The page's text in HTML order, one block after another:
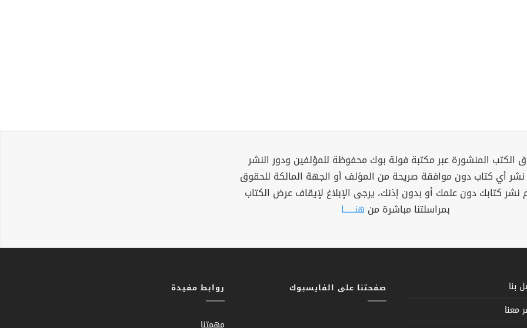
الكتب المنشورة عبر مكتبة فولة بوك محفوظة للمؤلفين ودور النشر
نشر أي كتاب دون موافقة صريحة من المؤلف أو الجهة المالكة للحقوق
نشر كتابك دون علمك أو بدون إذنك، يرجى الإبلاغ لإيقاف عرض الكتاب
بمراسلتنا مباشرة من هنــــــا
بنا
معنا
صفحتنا على الفايسبوك روابط مفيدة
مهمتنا